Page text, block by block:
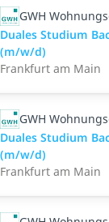
GWH
Duales Studium
(m/w/d)
Frankfurt am Main
GWH
Duales Studium
(m/w/d)
Frankfurt am Main